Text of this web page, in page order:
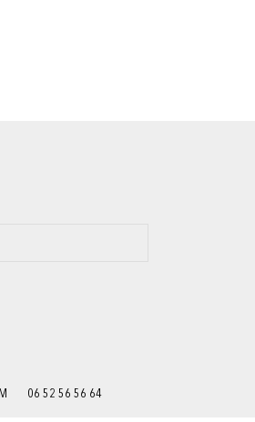
06 52 56 56 64